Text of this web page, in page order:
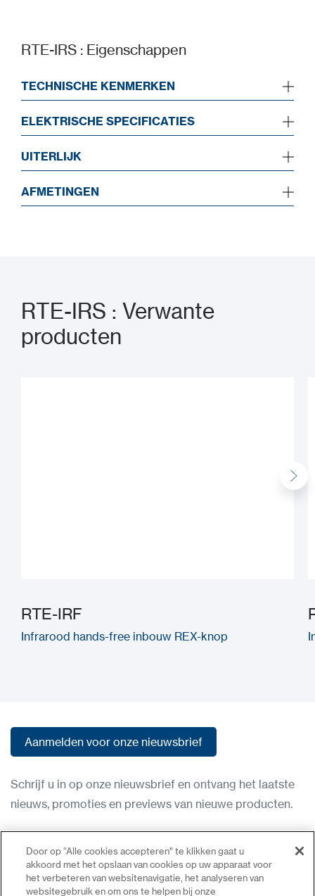
RTE-IRS : Eigenschappen
TECHNISCHE KENMERKEN
ELEKTRISCHE SPECIFICATIES
UITERLIJK
AFMETINGEN
RTE-IRS : Verwante
producten
RTE-IRF
Infrarood hands-free inbouw REX-knop
Aanmelden voor onze nieuwsbrief
Schrijf u in op onze nieuwsbrief en ontvang het laatste
nieuws, promoties en previews van nieuwe producten.
Gebruiksvoorwaarden
Privacybeleid
Neem contact op
Door op “Alle cookies accepteren” te klikken gaat u
akkoord met het opslaan van cookies op uw apparaat voor
het verbeteren van websitenavigatie, het analyseren van
websitegebruik en om ons te helpen bij onze